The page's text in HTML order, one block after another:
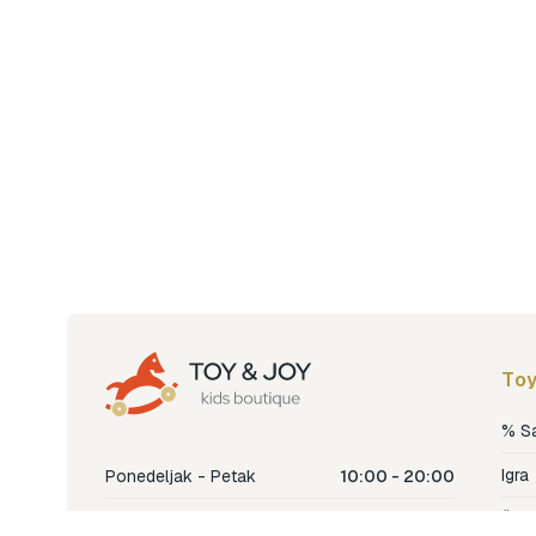
Ponedeljak - Petak 10:00 - 20:00
%
Igra